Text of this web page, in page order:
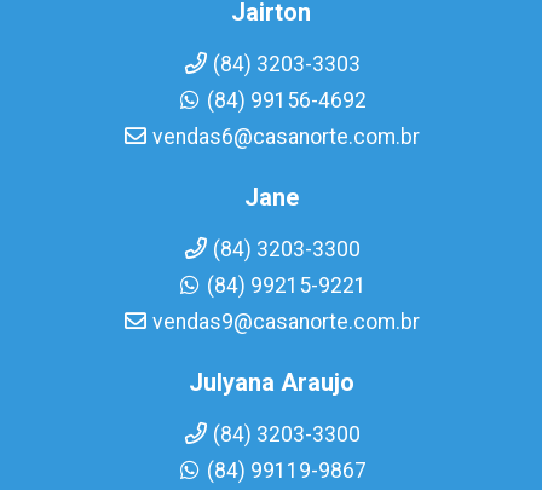
Jairton
(84) 3203-3303
(84) 99156-4692
vendas6@casanorte.com.br
Jane
(84) 3203-3300
(84) 99215-9221
vendas9@casanorte.com.br
Julyana Araujo
(84) 3203-3300
(84) 99119-9867